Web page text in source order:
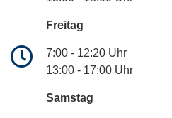
Freitag
7:00 - 12:20 Uhr
13:00 - 17:00 Uhr
Samstag